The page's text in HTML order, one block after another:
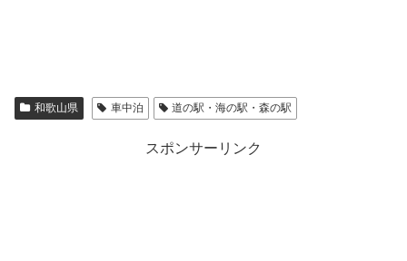
和歌山県 車中泊 道の駅・海の駅・森の駅
スポンサーリンク